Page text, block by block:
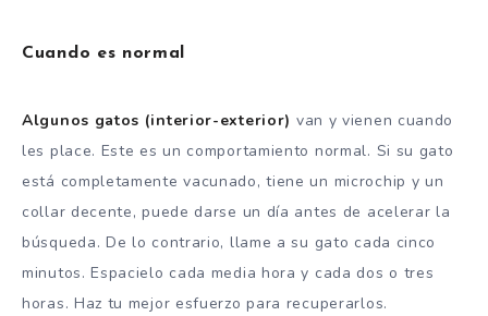
Cuando es normal
Algunos gatos (interior-exterior) van y vienen cuando
les place. Este es un comportamiento normal. Si su gato
está completamente vacunado, tiene un microchip y un
collar decente, puede darse un día antes de acelerar la
búsqueda. De lo contrario, llame a su gato cada cinco
minutos. Espacielo cada media hora y cada dos o tres
horas. Haz tu mejor esfuerzo para recuperarlos.